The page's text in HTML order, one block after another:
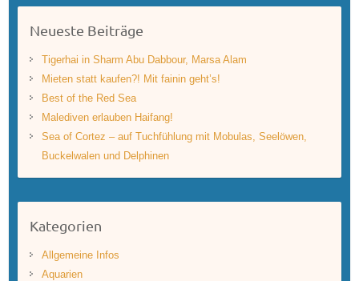
Neueste Beiträge
Tigerhai in Sharm Abu Dabbour, Marsa Alam
Mieten statt kaufen?! Mit fainin geht’s!
Best of the Red Sea
Malediven erlauben Haifang!
Sea of Cortez – auf Tuchfühlung mit Mobulas, Seelöwen,
Buckelwalen und Delphinen
Kategorien
Allgemeine Infos
Aquarien